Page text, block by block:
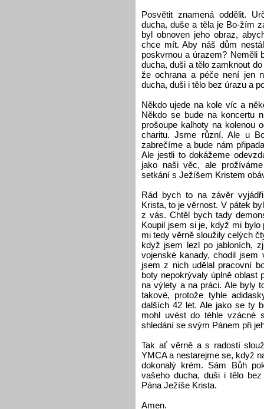
Posvětit znamená oddělit.
ducha, duše a těla je Bo-žím
byl obnoven jeho obraz,
chce mít. Aby náš dům
poskvrnou a úrazem? Neměli
ducha, duši a tělo zamknout
že ochrana a péče není jen
ducha, duši i tělo bez úrazu a
Někdo ujede na kole víc a
Někdo se bude na koncertu
prošoupe kalhoty na kolenou
charitu. Jsme různí. Ale u
zabrečíme a bude nám
Ale jestli to dokážeme
jako naši věc, ale
setkání s Ježíšem Kristem
Rád bych to na závěr
Krista, to je věrnost. V pátek
z vás. Chtěl bych tady
Koupil jsem si je, když mi bylo
mi tedy věrně sloužily celých
když jsem lezl po jabloních,
vojenské kanady, chodil
jsem z nich udělal pracovní
boty nepokrývaly úplně oblast
na výlety a na práci. Ale byly
takové, protože tyhle
dalších 42 let. Ale jako se ty
mohl uvést do téhle vzácné
shledání se svým Pánem při
Tak ať věrně a s radostí
YMCA a nestarejme se, když
dokonalý krém. Sám Bůh
vašeho ducha, duši i tělo
Pána Ježíše Krista.
Amen.